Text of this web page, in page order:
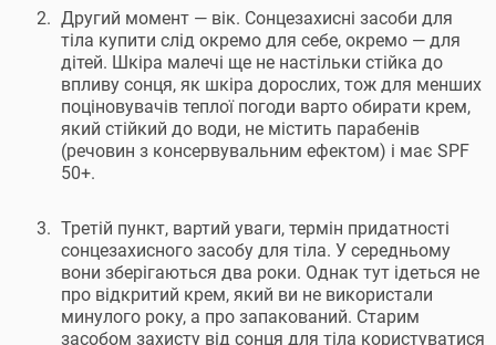
Другий момент — вік. Сонцезахисні засоби для
тіла купити слід окремо для себе, окремо — для
дітей. Шкіра малечі ще не настільки стійка до
впливу сонця, як шкіра дорослих, тож для менших
поціновувачів теплої погоди варто обирати крем,
який стійкий до води, не містить парабенів
(речовин з консервувальним ефектом) і має SPF
50+.
Третій пункт, вартий уваги, термін придатності
сонцезахисного засобу для тіла. У середньому
вони зберігаються два роки. Однак тут ідеться не
про відкритий крем, який ви не використали
минулого року, а про запакований. Старим
засобом захисту від сонця для тіла користуватися